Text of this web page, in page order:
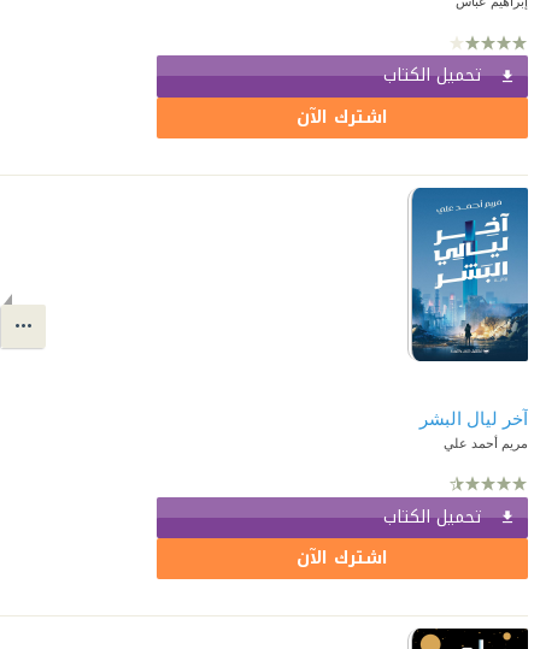
تحميل الكتاب
اشترك الآن
آخر ليال البشر
مريم أحمد علي
تحميل الكتاب
اشترك الآن